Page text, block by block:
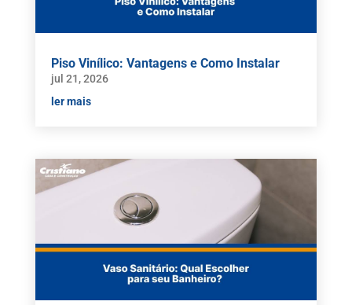
Piso Vinílico: Vantagens e Como Instalar
jul 21, 2026
ler mais